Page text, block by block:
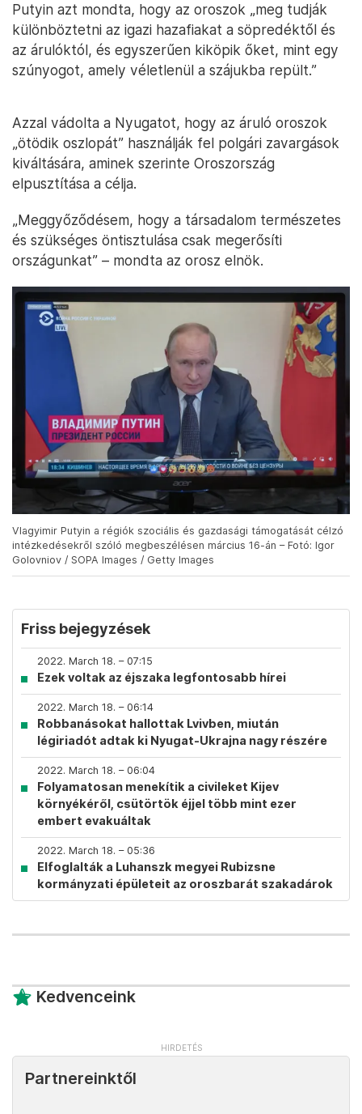
Putyin azt mondta, hogy az oroszok „meg tudják
különböztetni az igazi hazafiakat a söpredéktől és
az árulóktól, és egyszerűen kiköpik őket, mint egy
szúnyogot, amely véletlenül a szájukba repült.”
Azzal vádolta a Nyugatot, hogy az áruló oroszok
„ötödik oszlopát” használják fel polgári zavargások
kiváltására, aminek szerinte Oroszország
elpusztítása a célja.
„Meggyőződésem, hogy a társadalom természetes
és szükséges öntisztulása csak megerősíti
országunkat” – mondta az orosz elnök.
Vlagyimir Putyin a régiók szociális és gazdasági támogatását célzó
intézkedésekről szóló megbeszélésen március 16-án – Fotó: Igor
Golovniov / SOPA Images / Getty Images
Friss bejegyzések
2022. March 18. – 07:15
Ezek voltak az éjszaka legfontosabb hírei
2022. March 18. – 06:14
Robbanásokat hallottak Lvivben, miután
légiriadót adtak ki Nyugat-Ukrajna nagy részére
2022. March 18. – 06:04
Folyamatosan menekítik a civileket Kijev
környékéről, csütörtök éjjel több mint ezer
embert evakuáltak
2022. March 18. – 05:36
Elfoglalták a Luhanszk megyei Rubizsne
kormányzati épületeit az oroszbarát szakadárok
Kedvenceink
Partnereinktől